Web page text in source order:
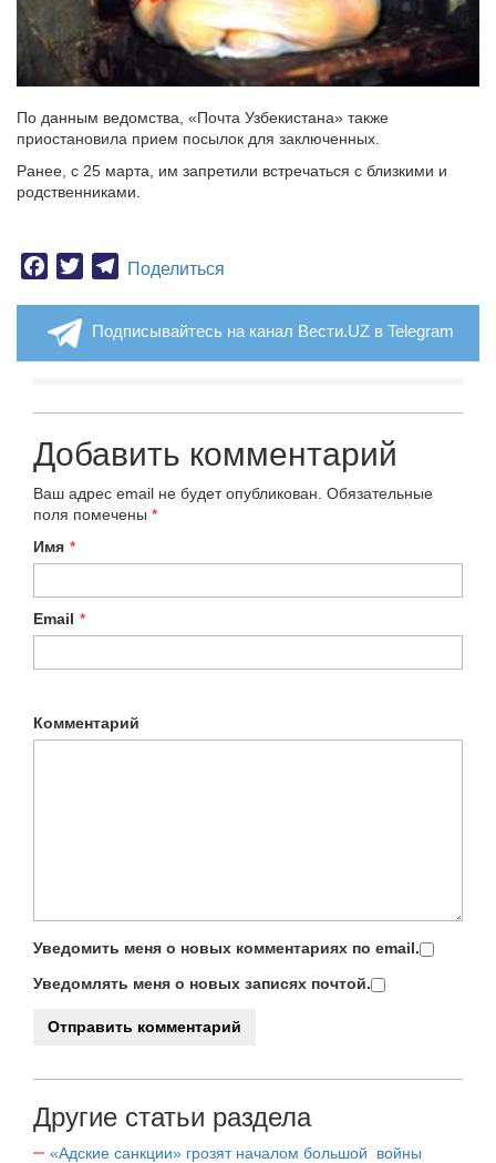
По данным ведомства, «Почта Узбекистана» также
приостановила прием посылок для заключенных.
Ранее, с 25 марта, им запретили встречаться с близкими и
родственниками.
Facebook
TwitterTelegram
Поделиться
Подписывайтесь на канал Вести.UZ в Telegram
Добавить комментарий
Ваш адрес email не будет опубликован. Обязательные
поля помечены *
Имя *
Email *
Комментарий
Уведомить меня о новых комментариях по email.
Уведомлять меня о новых записях почтой.
Другие статьи раздела
«Адские санкции» грозят началом большой войны